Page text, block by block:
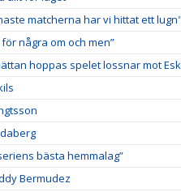
matcherna har vi hittat ett lugn"
några om och men”
hoppas spelet lossnar mot
bästa hemmalag”
Bermudez